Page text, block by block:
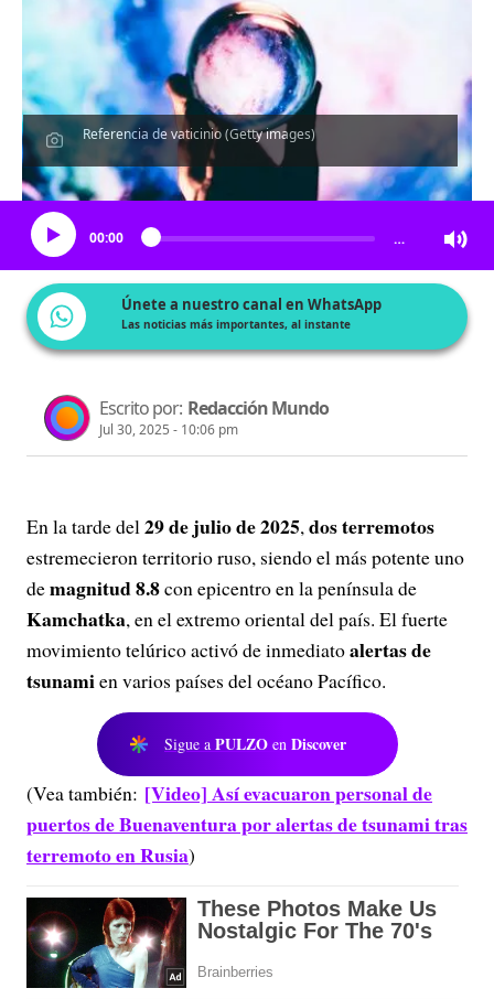
Referencia de vaticinio (Getty images)
Escucha el artículo
00:00 …
Únete a nuestro canal en WhatsApp
Las noticias más importantes, al instante
Escrito por: Redacción Mundo
Jul 30, 2025 - 10:06 pm
En la tarde del29 de julio de 2025,dos terremotos
estremecieron territorio ruso, siendo el más potente uno
demagnitud 8.8con epicentro en la península de
Kamchatka, en el extremo oriental del país. El fuerte
movimiento telúrico activó de inmediatoalertas de
tsunamien varios países del océano Pacífico.
Sigue a PULZO en Discover
(Vea también: [Video] Así evacuaron personal de
puertos de Buenaventura por alertas de tsunami tras
terremoto en Rusia)